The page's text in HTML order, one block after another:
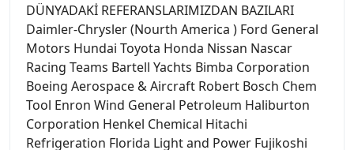
DÜNYADAKİ REFERANSLARIMIZDAN BAZILARI
Daimler-Chrysler (Nourth America ) Ford General
Motors Hundai Toyota Honda Nissan Nascar
Racing Teams Bartell Yachts Bimba Corporation
Boeing Aerospace & Aircraft Robert Bosch Chem
Tool Enron Wind General Petroleum Haliburton
Corporation Henkel Chemical Hitachi
Refrigeration Florida Light and Power Fujikoshi